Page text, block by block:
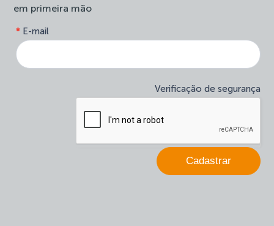
em primeira mão
site-
newsletter
E-mail
*
Verificação de segurança
Cadastrar
você
é
humano,
este
campo
branco.